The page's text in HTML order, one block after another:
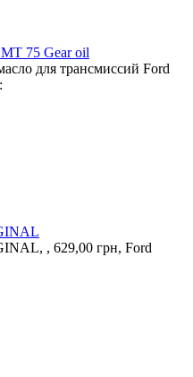
75 Gear oil
для трансмиссий Ford
, 629,00 грн, Ford